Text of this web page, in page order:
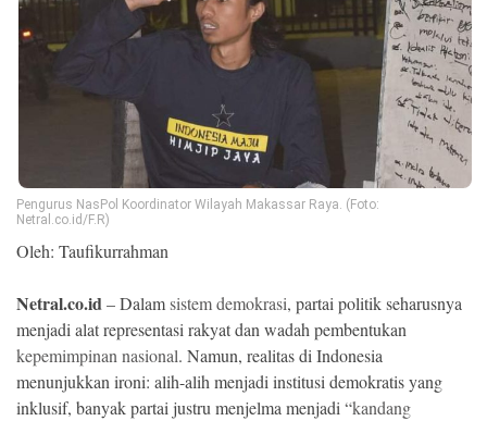
Peristiwa
Pengurus NasPol Koordinator Wilayah Makassar Raya. (Foto:
Netral.co.id/F.R)
Oleh: Taufikurrahman
Netral.co.id– Dalamsistem demokrasi, partai politik seharusnya
menjadi alat representasi rakyat dan wadah pembentukan
kepemimpinan nasional. Namun, realitas di Indonesia
menunjukkan ironi: alih-alih menjadi institusi demokratis yang
inklusif, banyak partai justru menjelma menjadi “kandang